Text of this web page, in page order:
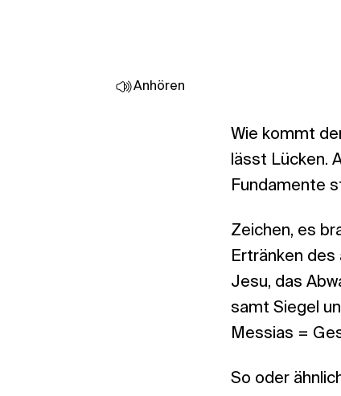
Anhören
Wie kommt
lässt Lücken.
Fundamente
Zeichen, es
Ertränken des
Jesu, das
samt Siegel
Messias =
So oder